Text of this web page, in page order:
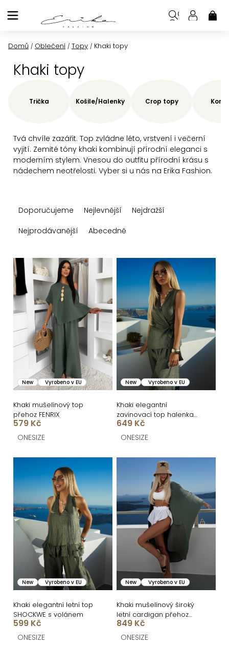
na
Domů / Oblečení / Topy / Khaki topy
Khaki topy
Tvá chvíle zazářit. Top zvládne léto, vrstvení i večerní
vyjití. Zemité tóny khaki kombinují přírodní eleganci s
moderním stylem. Vnesou do outfitu přírodní krásu s
nádechem neotřelosti. Vyber si u nás na Erika Fashion.
Trička Košile/Halenky Crop topy
a
n
í
p
r
o
d
u
t
ů
Doporučujeme Nejlevnější
Nejdražší
Nejprodávanější
Abecedně
V
ý
p
i
s
p
r
o
d
u
k
ů
New Vyrobeno v EU
Khaki mušelínový top
přehoz FENRIX
579 Kč
ONESIZE
New Vyrobeno v EU
Khaki elegantní
zavinovací top halenka
FRYTOS
649 Kč
ONESIZE
New Vyrobeno v EU
Khaki elegantní letní top
SHOCKWE s volánem
599 Kč
ONESIZE
New Vyrobeno v EU
Khaki mušelínový široký
letní cardigan přehoz
JAZZY
849 Kč
ONESIZE